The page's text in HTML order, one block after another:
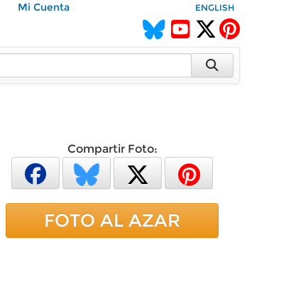
Mi Cuenta ENGLISH
Compartir Foto:
FOTO AL AZAR